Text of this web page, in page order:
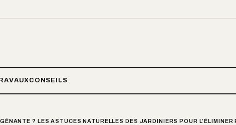
CONSEILS
GÊNANTE ? LES ASTUCES NATURELLES DES JARDINIERS POUR L’ÉLIMINER